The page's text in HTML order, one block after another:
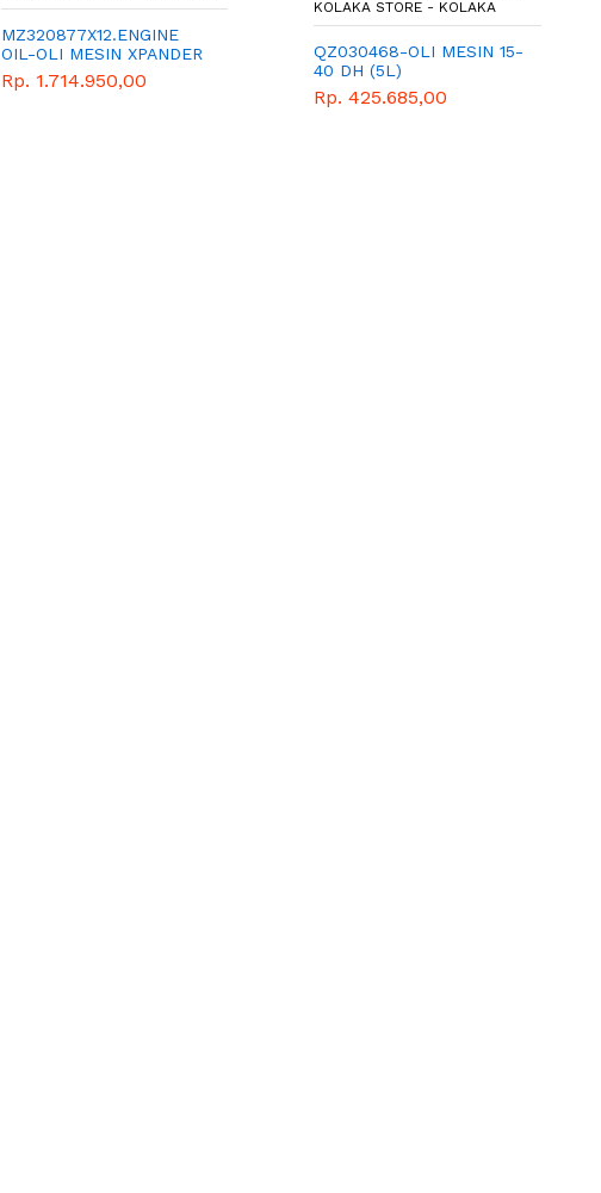
MZ320877X12.ENGINE
OIL-OLI MESIN XPANDER
Rp. 1.714.950,00
KOLAKA STORE - KOLAKA
QZ030468-OLI MESIN 15-
40 DH (5L)
Rp. 425.685,00